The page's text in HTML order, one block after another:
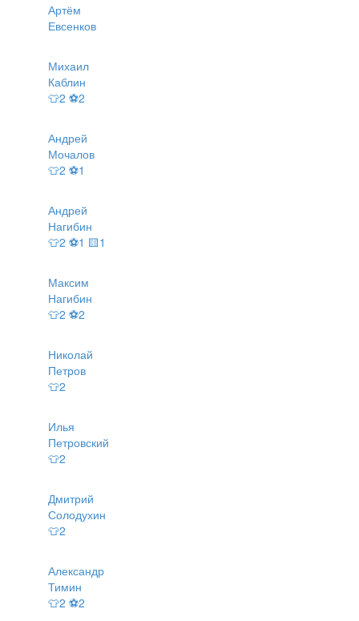
Артём
Евсенков
Михаил
Каблин
👕2 ⚽2
Андрей
Мочалов
👕2 ⚽1
Андрей
Нагибин
👕2 ⚽1 🟨1
Максим
Нагибин
👕2 ⚽2
Николай
Петров
👕2
Илья
Петровский
👕2
Дмитрий
Солодухин
👕2
Александр
Тимин
👕2 ⚽2